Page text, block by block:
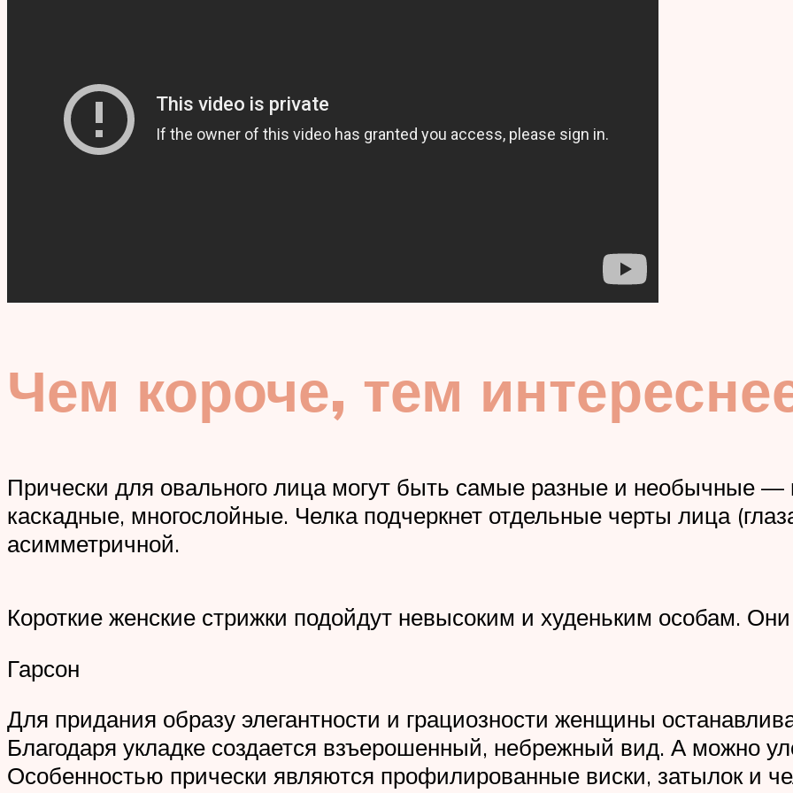
Чем короче, тем
Прически для овального лица могут быть самые разные и необычные —
каскадные, многослойные. Челка подчеркнет отдельные черты лица
асимметричной.
Короткие женские стрижки подойдут невысоким и худеньким особам.
Гарсон
Для придания образу элегантности и грациозности женщины
Благодаря укладке создается взъерошенный, небрежный вид. А можно
Особенностью прически являются профилированные виски, затылок и